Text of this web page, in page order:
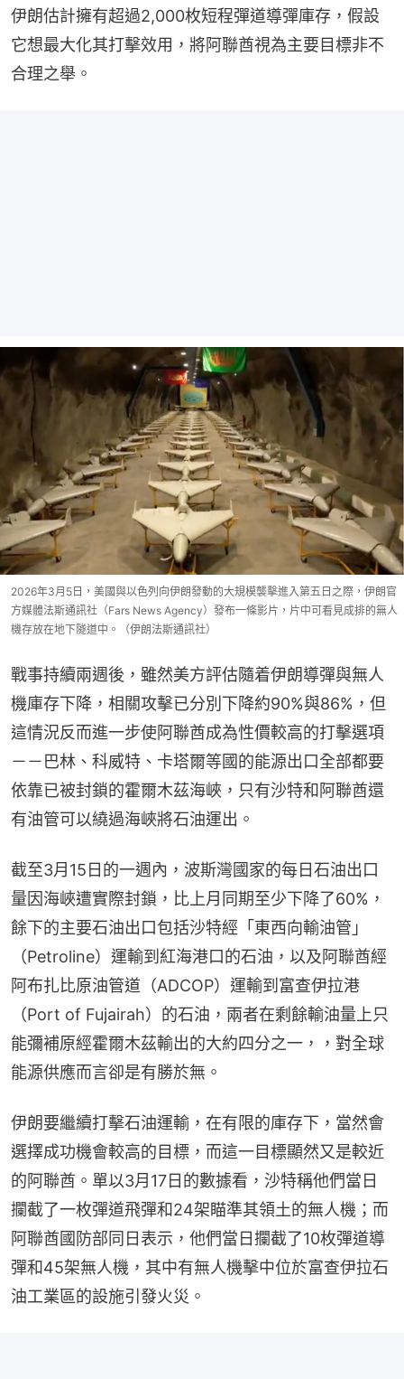
伊朗估計擁有超過2,000枚短程彈道導彈庫存，假設
它想最大化其打擊效用，將阿聯酋視為主要目標非不
合理之舉。
2026年3月5日，美國與以色列向伊朗發動的大規模襲擊進入第五日之際，伊朗官
方媒體法斯通訊社（Fars News Agency）發布一條影片，片中可看見成排的無人
機存放在地下隧道中。（伊朗法斯通訊社）
戰事持續兩週後，雖然美方評估隨着伊朗導彈與無人
機庫存下降，相關攻擊已分別下降約90%與86%，但
這情況反而進一步使阿聯酋成為性價較高的打擊選項
－－巴林、科威特、卡塔爾等國的能源出口全部都要
依靠已被封鎖的霍爾木茲海峽，只有沙特和阿聯酋還
有油管可以繞過海峽將石油運出。
截至3月15日的一週內，波斯灣國家的每日石油出口
量因海峽遭實際封鎖，比上月同期至少下降了60%，
餘下的主要石油出口包括沙特經「東西向輸油管」
（Petroline）運輸到紅海港口的石油，以及阿聯酋經
阿布扎比原油管道（ADCOP）運輸到富查伊拉港
（Port of Fujairah）的石油，兩者在剩餘輸油量上只
能彌補原經霍爾木茲輸出的大約四分之一，，對全球
能源供應而言卻是有勝於無。
伊朗要繼續打擊石油運輸，在有限的庫存下，當然會
選擇成功機會較高的目標，而這一目標顯然又是較近
的阿聯酋。單以3月17日的數據看，沙特稱他們當日
攔截了一枚彈道飛彈和24架瞄準其領土的無人機；而
阿聯酋國防部同日表示，他們當日攔截了10枚彈道導
彈和45架無人機，其中有無人機擊中位於富查伊拉石
油工業區的設施引發火災。